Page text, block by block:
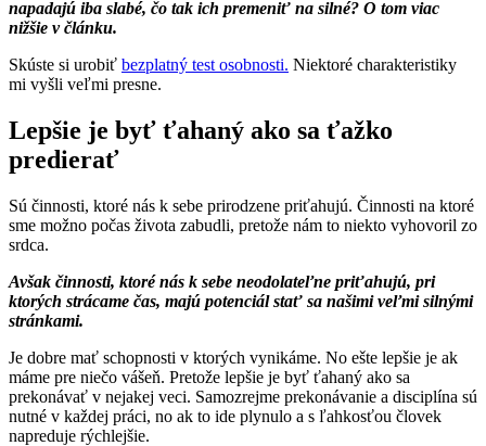
napadajú iba slabé, čo tak ich premeniť na silné? O tom viac
nižšie v článku.
Skúste si urobiť bezplatný test osobnosti. Niektoré charakteristiky
mi vyšli veľmi presne.
Lepšie je byť ťahaný ako sa ťažko
predierať
Sú činnosti, ktoré nás k sebe prirodzene priťahujú. Činnosti na ktoré
sme možno počas života zabudli, pretože nám to niekto vyhovoril zo
srdca.
Avšak činnosti, ktoré nás k sebe neodolateľne priťahujú, pri
ktorých strácame čas, majú potenciál stať sa našimi veľmi silnými
stránkami.
Je dobre mať schopnosti v ktorých vynikáme. No ešte lepšie je ak
máme pre niečo vášeň. Pretože lepšie je byť ťahaný ako sa
prekonávať v nejakej veci. Samozrejme prekonávanie a disciplína sú
nutné v každej práci, no ak to ide plynulo a s ľahkosťou človek
napreduje rýchlejšie.